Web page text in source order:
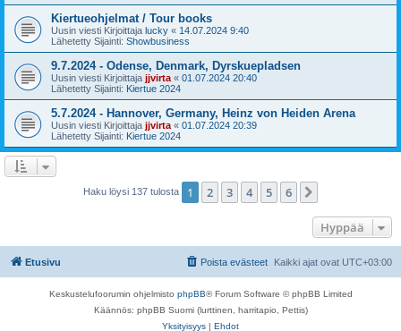
Kiertueohjelmat / Tour books
Uusin viesti Kirjoittaja lucky « 14.07.2024 9:40
Lähetetty Sijainti: Showbusiness
9.7.2024 - Odense, Denmark, Dyrskuepladsen
Uusin viesti Kirjoittaja jjvirta « 01.07.2024 20:40
Lähetetty Sijainti: Kiertue 2024
5.7.2024 - Hannover, Germany, Heinz von Heiden Arena
Uusin viesti Kirjoittaja jjvirta « 01.07.2024 20:39
Lähetetty Sijainti: Kiertue 2024
Haku löysi 137 tulosta 1 2 3 4 5 6
Hyppää
Etusivu Kaikki ajat ovat UTC+03:00
Poista evästeet
Keskustelufoorumin ohjelmisto phpBB® Forum Software © phpBB Limited
Käännös: phpBB Suomi (lurttinen, harritapio, Pettis)
Yksityisyys | Ehdot